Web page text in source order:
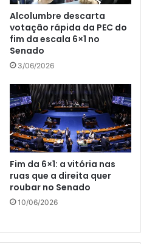
Alcolumbre descarta
votação rápida da PEC do
fim da escala 6×1 no
Senado
3/06/2026
Fim da 6×1: a vitória nas
ruas que a direita quer
roubar no Senado
10/06/2026